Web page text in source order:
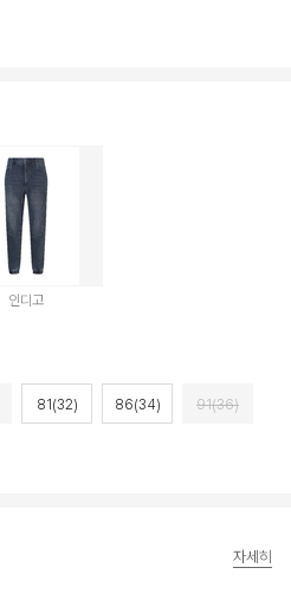
인디고
81(32) 86(34) 91(36)
자세히